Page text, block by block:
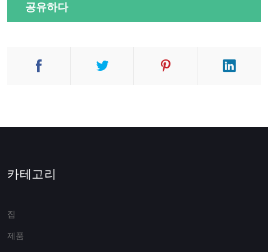
공유하다
카테고리
집
제품